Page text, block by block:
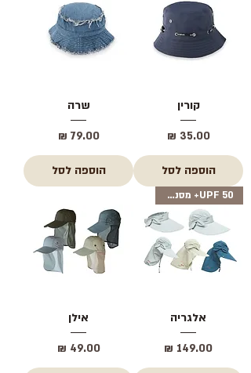
קורין
מחיר‏35.00 ‏₪
הוספה לסל
שרה
מחיר‏79.00 ‏₪
הוספה לסל
UPF 50+ מסנן קרינה
אלגריה
מחיר
אילן
מחיר‏49.00 ‏₪